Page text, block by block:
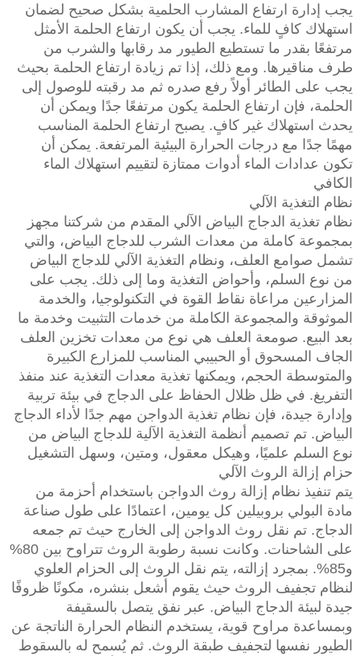
يجب إدارة ارتفاع المشارب الحلمية بشكل صحيح لضمان
استهلاك كافٍ للماء. يجب أن يكون ارتفاع الحلمة الأمثل
مرتفعًا بقدر ما تستطيع الطيور مد رقابها والشرب من
طرف مناقيرها. ومع ذلك، إذا تم زيادة ارتفاع الحلمة بحيث
يجب على الطائر أولاً رفع صدره ثم مد رقبته للوصول إلى
الحلمة، فإن ارتفاع الحلمة يكون مرتفعًا جدًا ويمكن أن
يحدث استهلاك غير كافٍ. يصبح ارتفاع الحلمة المناسب
مهمًا جدًا مع درجات الحرارة البيئية المرتفعة. يمكن أن
تكون عدادات الماء أدوات ممتازة لتقييم استهلاك الماء
الكافي
نظام التغذية الآلي
نظام تغذية الدجاج البياض الآلي المقدم من شركتنا مجهز
بمجموعة كاملة من معدات الشرب للدجاج البياض، والتي
تشمل صوامع العلف، ونظام التغذية الآلي للدجاج البياض
من نوع السلم، وأحواض التغذية وما إلى ذلك. يجب على
المزارعين مراعاة نقاط القوة في التكنولوجيا، والخدمة
الموثوقة والمجموعة الكاملة من خدمات التثبيت وخدمة ما
بعد البيع. صومعة العلف هي نوع من معدات تخزين العلف
الجاف المسحوق أو الحبيبي المناسب للمزارع الكبيرة
والمتوسطة الحجم، ويمكنها تغذية معدات التغذية عند منفذ
التفريغ. في ظل ظلال الحفاظ على الدجاج في بيئة تربية
وإدارة جيدة، فإن نظام تغذية الدواجن مهم جدًا لأداء الدجاج
البياض. تم تصميم أنظمة التغذية الآلية للدجاج البياض من
نوع السلم علميًا، وهيكل معقول، ومتين، وسهل التشغيل
حزام إزالة الروث الآلي
يتم تنفيذ نظام إزالة روث الدواجن باستخدام أحزمة من
مادة البولي بروبيلين كل يومين، اعتمادًا على طول صناعة
الدجاج. تم نقل روث الدواجن إلى الخارج حيث تم جمعه
على الشاحنات. وكانت نسبة رطوبة الروث تتراوح بين 80%
و85%. بمجرد إزالته، يتم نقل الروث إلى الحزام العلوي
لنظام تجفيف الروث حيث يقوم أشعل بنشره، مكونًا ظروفًا
جيدة لبيئة الدجاج البياض. عبر نفق يتصل بالسقيفة
وبمساعدة مراوح قوية، يستخدم النظام الحرارة الناتجة عن
الطيور نفسها لتجفيف طبقة الروث. ثم يُسمح له بالسقوط